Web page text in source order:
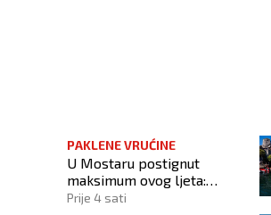
naloga, iz prometa isključeno 7 vozača!
PAKLENE VRUĆINE
U Mostaru postignut
maksimum ovog ljeta:
Izmjerena temperatura od
Prije 4 sati